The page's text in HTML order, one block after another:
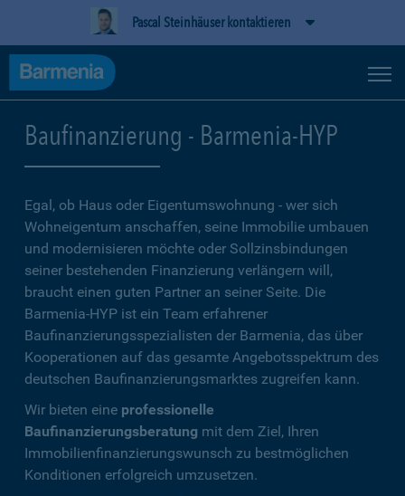
Pascal Steinhäuser kontaktieren
Baufinanzierung - Barmenia-HYP
Egal, ob Haus oder Eigentumswohnung - wer sich
Wohneigentum anschaffen, seine Immobilie umbauen
und modernisieren möchte oder Sollzinsbindungen
seiner bestehenden Finanzierung verlängern will,
braucht einen guten Partner an seiner Seite. Die
Barmenia-HYP ist ein Team erfahrener
Baufinanzierungsspezialisten der Barmenia, das über
Kooperationen auf das gesamte Angebotsspektrum des
deutschen Baufinanzierungsmarktes zugreifen kann.
Wir bieten eine professionelle
Baufinanzierungsberatung mit dem Ziel, Ihren
Immobilienfinanzierungswunsch zu bestmöglichen
Konditionen erfolgreich umzusetzen.